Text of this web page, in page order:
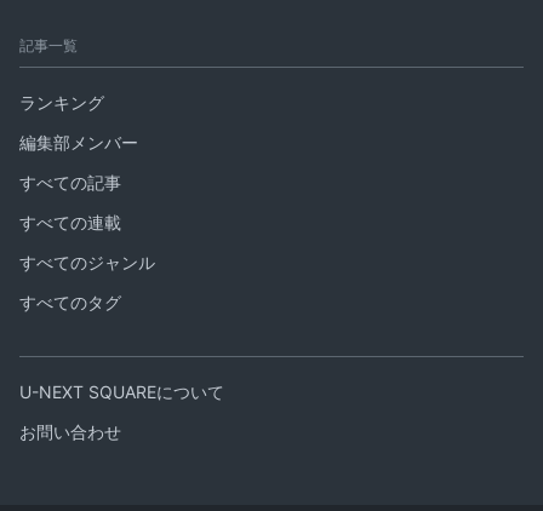
記事一覧
ランキング
編集部メンバー
すべての記事
すべての連載
すべてのジャンル
すべてのタグ
U-NEXT SQUAREについて
お問い合わせ